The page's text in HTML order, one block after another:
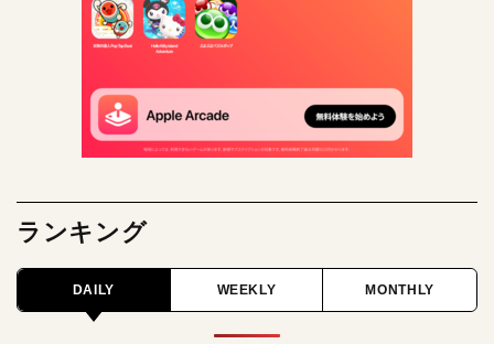
ランキング
DAILY WEEKLY MONTHLY